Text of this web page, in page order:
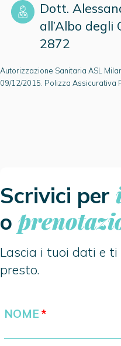
Dott.
all’Albo
2872
Autorizzazione Sanitaria ASL
09/12/2015. Polizza Assicurativa
Scrivici per
o
Lascia i tuoi dati e
presto.
NOME